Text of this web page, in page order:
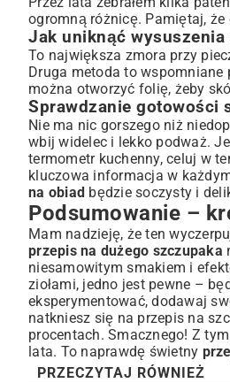
ogromną różnicę. Pamiętaj, że
Jak uniknąć wysuszenia
To największa zmora przy
Druga metoda to
można otworzyć folię, żeby
Sprawdzanie gotowości
Nie ma nic gorszego niż
wbij widelec i lekko podważ.
termometr kuchenny, celuj w
kluczowa informacja w
na obiad będzie soczysty i
Podsumowanie –
Mam nadzieję, że ten
przepis na dużego szczupaka
niesamowitym smakiem i
ziołami, jedno jest pewne –
eksperymentować, dodawaj
natkniesz się na przepis na
procentach. Smacznego! Z
lata. To naprawdę świetny
PRZECZYTAJ RÓWNIEŻ